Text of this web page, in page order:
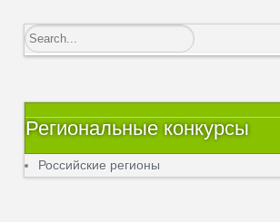
Региональные конкурсы
Российские регионы